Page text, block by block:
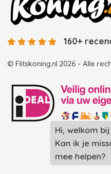
© Flitskoning.nl 2026 - Alle
160+
Landingspagina overzicht
Landingspagina overzicht
Photobooth huren in